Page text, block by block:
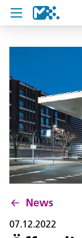
Suche
Meine Fahrt
Tickets
U19 Pass
News
Projekte
Service und
News
07.12.2022